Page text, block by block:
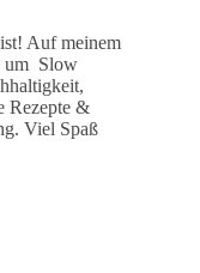
Auf meinem
um Slow
Rezepte &
Viel Spaß